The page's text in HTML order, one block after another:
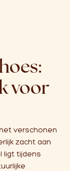
voor
verschonen
zacht aan
ligt tijdens